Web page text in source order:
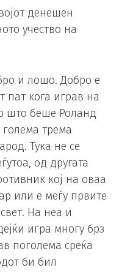
денешен
учество на
и лошо. Добро е
пат кога играв на
што беше Роланд
трема
Тука не се
од другата
кој на оваа
или е меѓу првите
На неа и
игра многу брз
поголема среќа
би бил